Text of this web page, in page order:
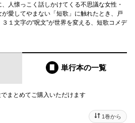
人懐っこく話しかけてくる不思議な女性・
愛してやまない「短歌」に触れたとき、戸
１文字の“呪文”が世界を変える、短歌コメデ
単行本の一覧
まとめてご購入いただけます
1巻から